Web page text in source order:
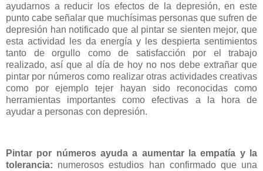
ayudarnos a reducir los efectos de la depresión, en este
punto cabe señalar que muchísimas personas que sufren de
depresión han notificado que al pintar se sienten mejor, que
esta actividad les da energía y les despierta sentimientos
tanto de orgullo como de satisfacción por el trabajo
realizado, así que al día de hoy no nos debe extrañar que
pintar por números como realizar otras actividades creativas
como por ejemplo tejer hayan sido reconocidas como
herramientas importantes como efectivas a la hora de
ayudar a personas con depresión.
Pintar por números ayuda a aumentar la empatía y la
tolerancia: numerosos estudios han confirmado que una